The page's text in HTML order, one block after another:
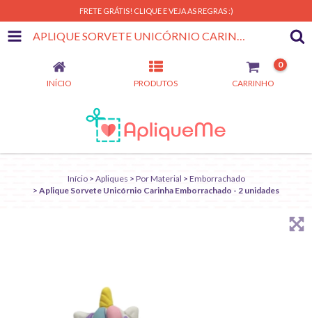
FRETE GRÁTIS! CLIQUE E VEJA AS REGRAS :)
APLIQUE SORVETE UNICÓRNIO CARINHA EMBORRACHADO - 2 UNIDADES
INÍCIO PRODUTOS CARRINHO
0
Início > Apliques > Por Material > Emborrachado
> Aplique Sorvete Unicórnio Carinha Emborrachado - 2 unidades